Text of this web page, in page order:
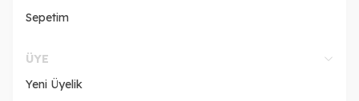
Sepetim
ÜYE
Yeni Üyelik